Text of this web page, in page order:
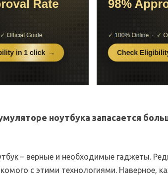
ноутбука запасается
– верные и необходимые гаджеты.
с этими технологиями. Наверное,